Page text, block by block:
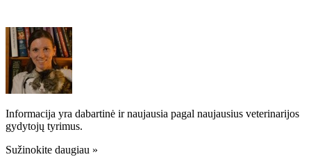
Informacija yra dabartinė ir naujausia pagal naujausius veterinarijos
gydytojų tyrimus.
Sužinokite daugiau »